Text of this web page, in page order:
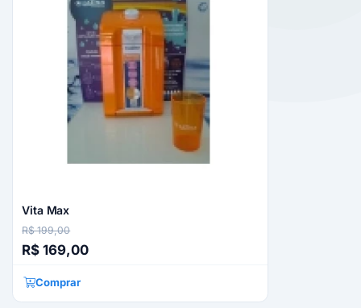
Vita Max
R$ 199,00
R$ 169,00
Comprar